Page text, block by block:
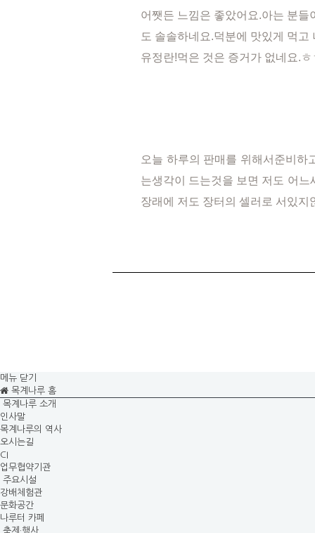
어쨋든 느낌은 좋았어요.아는 분
도 솔솔하네요.덕분에 맛있게 먹
유정란!먹은 것은 증거가 없네요.ㅎ
오늘 하루의 판매를 위해서준비하
는생각이 드는것을 보면 저도 어
장래에 저도 장터의 셀러로 서있
메뉴 닫기
목계나루 홈
목계나루 소개
인사말
목계나루의 역사
오시는길
CI
업무협약기관
주요시설
강배체험관
문화공간
나루터 카페
축제·행사